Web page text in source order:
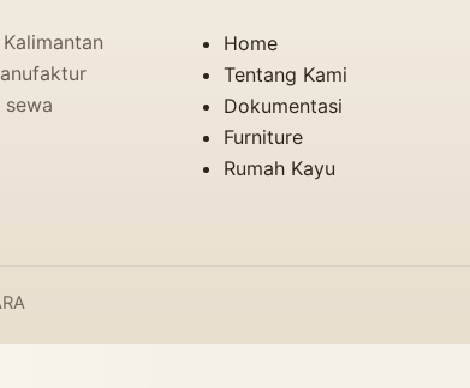
Home
Tentang Kami
Dokumentasi
Furniture
Rumah Kayu